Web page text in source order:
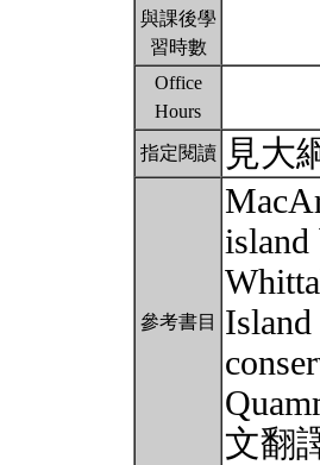
與課後學
習時數
Office
Hours
指定閱讀 見大
參考書目
island
文翻